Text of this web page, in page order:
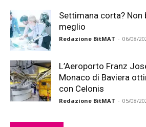
Settimana corta? Non
meglio
Redazione BitMAT - 06/08/
L’Aeroporto Franz
Monaco di Baviera
con Celonis
Redazione BitMAT - 05/08/